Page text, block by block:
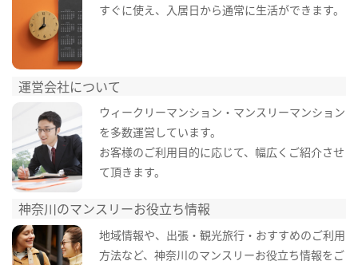
すぐに使え、入居日から通常に生活ができます。
運営会社について
ウィークリーマンション・マンスリーマンション
を多数運営しています。
お客様のご利用目的に応じて、幅広くご紹介させ
て頂きます。
神奈川のマンスリーお役立ち情報
地域情報や、出張・観光旅行・おすすめのご利用
方法など、神奈川のマンスリーお役立ち情報をご